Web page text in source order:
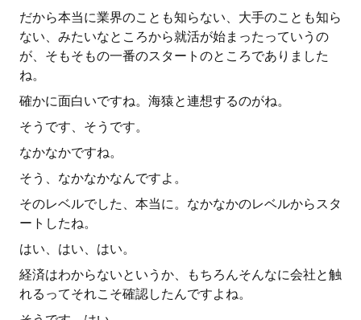
だから本当に業界のことも知らない、大手のことも知ら
ない、みたいなところから就活が始まったっていうの
が、そもそもの一番のスタートのところでありました
ね。
確かに面白いですね。海猿と連想するのがね。
そうです、そうです。
なかなかですね。
そう、なかなかなんですよ。
そのレベルでした、本当に。なかなかのレベルからスタ
ートしたね。
はい、はい、はい。
経済はわからないというか、もちろんそんなに会社と触
れるってそれこそ確認したんですよね。